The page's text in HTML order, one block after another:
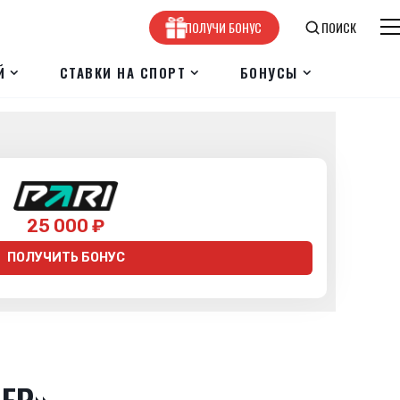
ПОЛУЧИ БОНУС ПОИСК
СТАВКИ НА СПОРТ БОНУСЫ
25 000 ₽
ПОЛУЧИТЬ БОНУС